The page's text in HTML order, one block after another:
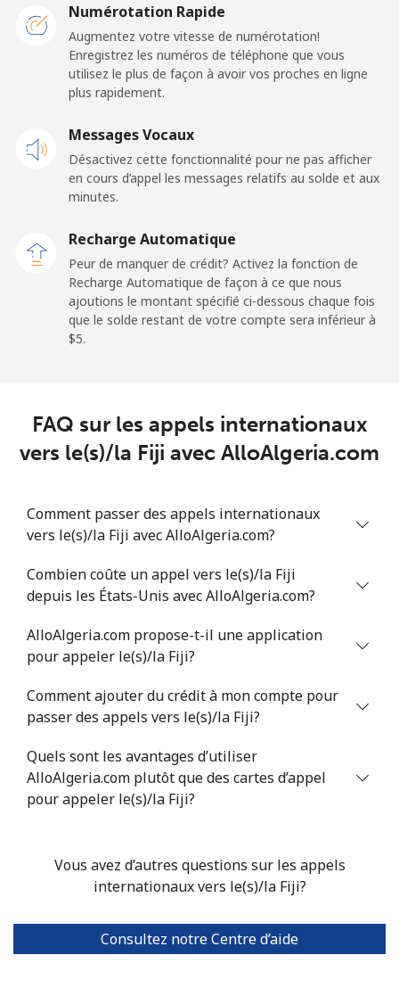
France
Ligne fixe ⁦1.5¢⁩
333 min pour
⁦$5⁩
French Guiana
Ligne fixe ⁦4.9¢⁩
⁦30.9¢⁩ 16 min pour ⁦$5⁩ -
French Polynesia
Mobile ⁦33.9¢⁩ 14 min pour ⁦$5⁩ ⁦11¢⁩
Numérotation Rapide
Augmentez votre vitesse de numérotation!
Enregistrez les numéros de téléphone que vous
utilisez le plus de façon à avoir vos proches en ligne
plus rapidement.
Messages Vocaux
Désactivez cette fonctionnalité pour ne pas afficher
en cours d’appel les messages relatifs au solde et aux
minutes.
Recharge Automatique
Peur de manquer de crédit? Activez la fonction de
Recharge Automatique de façon à ce que nous
ajoutions le montant spécifié ci-dessous chaque fois
que le solde restant de votre compte sera inférieur à
⁦$5⁩.
FAQ sur les appels internationaux
vers le(s)/la Fiji avec AlloAlgeria.com
Comment passer des appels internationaux
vers le(s)/la Fiji avec AlloAlgeria.com?
Combien coûte un appel vers le(s)/la Fiji
depuis les États-Unis avec AlloAlgeria.com?
AlloAlgeria.com propose-t-il une application
pour appeler le(s)/la Fiji?
Comment ajouter du crédit à mon compte pour
passer des appels vers le(s)/la Fiji?
Quels sont les avantages d’utiliser
AlloAlgeria.com plutôt que des cartes d’appel
pour appeler le(s)/la Fiji?
Vous avez d’autres questions sur les appels
internationaux vers le(s)/la Fiji?
Consultez notre Centre d’aide